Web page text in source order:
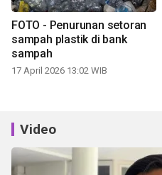
FOTO - Penurunan setoran
sampah plastik di bank
sampah
17 April 2026 13:02 WIB
Video